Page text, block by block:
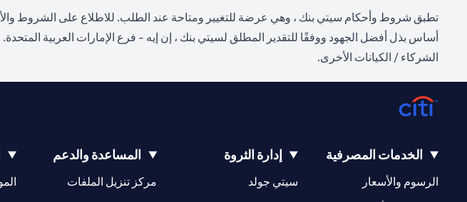
تطبق شروط وأحكام سيتي بنك ، وهي عرضة للتغيير ومتاحة عند الطلب. للاطلاع على الشروط
أساس بذل أفضل الجهود ووفقًا للتقدير المطلق لسيتي بنك ، إن إيه - فرع الإمارات العربية
الشركاء / الكيانات الأخرى.
الخدمات المصرفية
الرسوم والأسعار
opens in a new tab
إدارة الثروة
سيتي جولد opens in a new tab
المساعدة والدعم
مركز تنزيل الملفات